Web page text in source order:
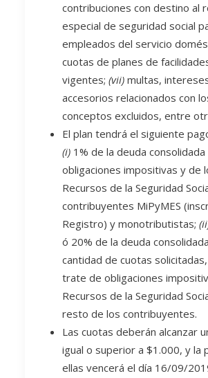
contribuciones con destino al
especial de seguridad social
empleados del servicio
cuotas de planes de
vigentes; (vii) multas,
accesorios relacionados con
conceptos excluidos, entre
El plan tendrá el siguiente
(i) 1% de la deuda consolidada
obligaciones impositivas y de
Recursos de la Seguridad
contribuyentes MiPyMES
Registro) y monotributistas;
ó 20% de la deuda
cantidad de cuotas
trate de obligaciones
Recursos de la Seguridad
resto de los contribuyentes.
Las cuotas deberán alcanzar
igual o superior a $1.000, y la
ellas vencerá el día 16/09/